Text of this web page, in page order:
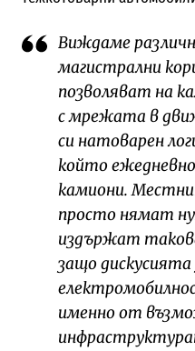
Виждаме
магистрални
позволяват на
с мрежата в
си натоварен
който
камиони.
просто нямат
издържат
защо дискусията
именно от